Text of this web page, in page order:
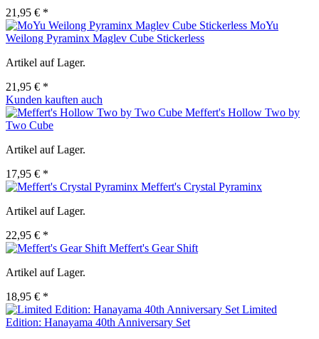
21,95 € *
MoYu
Weilong Pyraminx Maglev Cube Stickerless
Artikel auf Lager.
21,95 € *
Kunden kauften auch
Meffert's Hollow Two by
Two Cube
Artikel auf Lager.
17,95 € *
Meffert's Crystal Pyraminx
Artikel auf Lager.
22,95 € *
Meffert's Gear Shift
Artikel auf Lager.
18,95 € *
Limited
Edition: Hanayama 40th Anniversary Set